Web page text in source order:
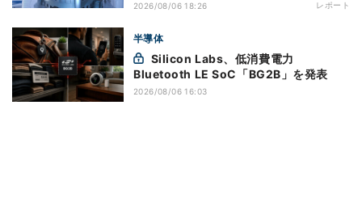
2026/08/06 18:26 レポート
半導体
Bluetooth LE SoC「BG2B」を発表
2026/08/06 16:03